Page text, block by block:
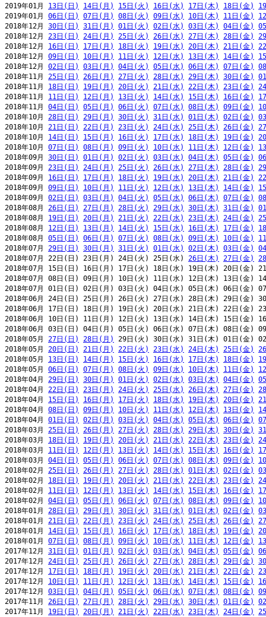
2019年01月 13日(日) 14日(月) 15日(火) 16日(水) 17日(木) 18日(金)
2019年01月 06日(日) 07日(月) 08日(火) 09日(水) 10日(木) 11日(金)
2018年12月 30日(日) 31日(月) 01日(火) 02日(水) 03日(木) 04日(金)
2018年12月 23日(日) 24日(月) 25日(火) 26日(水) 27日(木) 28日(金)
2018年12月 16日(日) 17日(月) 18日(火) 19日(水) 20日(木) 21日(金)
2018年12月 09日(日) 10日(月) 11日(火) 12日(水) 13日(木) 14日(金)
2018年12月 02日(日) 03日(月) 04日(火) 05日(水) 06日(木) 07日(金)
2018年11月 25日(日) 26日(月) 27日(火) 28日(水) 29日(木) 30日(金)
2018年11月 18日(日) 19日(月) 20日(火) 21日(水) 22日(木) 23日(金)
2018年11月 11日(日) 12日(月) 13日(火) 14日(水) 15日(木) 16日(金)
2018年11月 04日(日) 05日(月) 06日(火) 07日(水) 08日(木) 09日(金)
2018年10月 28日(日) 29日(月) 30日(火) 31日(水) 01日(木) 02日(金)
2018年10月 21日(日) 22日(月) 23日(火) 24日(水) 25日(木) 26日(金)
2018年10月 14日(日) 15日(月) 16日(火) 17日(水) 18日(木) 19日(金)
2018年10月 07日(日) 08日(月) 09日(火) 10日(水) 11日(木) 12日(金)
2018年09月 30日(日) 01日(月) 02日(火) 03日(水) 04日(木) 05日(金)
2018年09月 23日(日) 24日(月) 25日(火) 26日(水) 27日(木) 28日(金)
2018年09月 16日(日) 17日(月) 18日(火) 19日(水) 20日(木) 21日(金)
2018年09月 09日(日) 10日(月) 11日(火) 12日(水) 13日(木) 14日(金)
2018年09月 02日(日) 03日(月) 04日(火) 05日(水) 06日(木) 07日(金)
2018年08月 26日(日) 27日(月) 28日(火) 29日(水) 30日(木) 31日(金)
2018年08月 19日(日) 20日(月) 21日(火) 22日(水) 23日(木) 24日(金)
2018年08月 12日(日) 13日(月) 14日(火) 15日(水) 16日(木) 17日(金)
2018年08月 05日(日) 06日(月) 07日(火) 08日(水) 09日(木) 10日(金)
2018年07月 29日(日) 30日(月) 31日(火) 01日(水) 02日(木) 03日(金)
2018年07月 22日(日) 23日(月) 24日(火) 25日(水) 26日(木) 27日(金)
2018年07月 15日(日) 16日(月) 17日(火) 18日(水) 19日(木) 20日(金)
2018年07月 08日(日) 09日(月) 10日(火) 11日(水) 12日(木) 13日(金)
2018年07月 01日(日) 02日(月) 03日(火) 04日(水) 05日(木) 06日(金)
2018年06月 24日(日) 25日(月) 26日(火) 27日(水) 28日(木) 29日(金)
2018年06月 17日(日) 18日(月) 19日(火) 20日(水) 21日(木) 22日(金)
2018年06月 10日(日) 11日(月) 12日(火) 13日(水) 14日(木) 15日(金)
2018年06月 03日(日) 04日(月) 05日(火) 06日(水) 07日(木) 08日(金)
2018年05月 27日(日) 28日(月)
29日(火) 30日(水) 31日(木) 01日(金)
2018年05月 20日(日) 21日(月) 22日(火) 23日(水) 24日(木) 25日(金)
2018年05月 13日(日) 14日(月) 15日(火) 16日(水) 17日(木) 18日(金)
2018年05月 06日(日) 07日(月) 08日(火) 09日(水) 10日(木) 11日(金)
2018年04月 29日(日) 30日(月) 01日(火) 02日(水) 03日(木) 04日(金)
2018年04月 22日(日) 23日(月) 24日(火) 25日(水) 26日(木) 27日(金)
2018年04月 15日(日) 16日(月) 17日(火) 18日(水) 19日(木) 20日(金)
2018年04月 08日(日) 09日(月) 10日(火) 11日(水) 12日(木) 13日(金)
2018年04月 01日(日) 02日(月) 03日(火) 04日(水) 05日(木) 06日(金)
2018年03月 25日(日) 26日(月) 27日(火) 28日(水) 29日(木) 30日(金)
2018年03月 18日(日) 19日(月) 20日(火) 21日(水) 22日(木) 23日(金)
2018年03月 11日(日) 12日(月) 13日(火) 14日(水) 15日(木) 16日(金)
2018年03月 04日(日) 05日(月) 06日(火) 07日(水) 08日(木) 09日(金)
2018年02月 25日(日) 26日(月) 27日(火) 28日(水) 01日(木) 02日(金)
2018年02月 18日(日) 19日(月) 20日(火) 21日(水) 22日(木) 23日(金)
2018年02月 11日(日) 12日(月) 13日(火) 14日(水) 15日(木) 16日(金)
2018年02月 04日(日) 05日(月) 06日(火) 07日(水) 08日(木) 09日(金)
2018年01月 28日(日) 29日(月) 30日(火) 31日(水) 01日(木) 02日(金)
2018年01月 21日(日) 22日(月) 23日(火) 24日(水) 25日(木) 26日(金)
2018年01月 14日(日) 15日(月) 16日(火) 17日(水) 18日(木) 19日(金)
2018年01月 07日(日) 08日(月) 09日(火) 10日(水) 11日(木) 12日(金)
2017年12月 31日(日) 01日(月) 02日(火) 03日(水) 04日(木) 05日(金)
2017年12月 24日(日) 25日(月) 26日(火) 27日(水) 28日(木) 29日(金)
2017年12月 17日(日) 18日(月) 19日(火) 20日(水) 21日(木) 22日(金)
2017年12月 10日(日) 11日(月) 12日(火) 13日(水) 14日(木) 15日(金)
2017年12月 03日(日) 04日(月) 05日(火) 06日(水) 07日(木) 08日(金)
2017年11月 26日(日) 27日(月) 28日(火) 29日(水) 30日(木) 01日(金)
2017年11月 19日(日) 20日(月) 21日(火) 22日(水) 23日(木) 24日(金)